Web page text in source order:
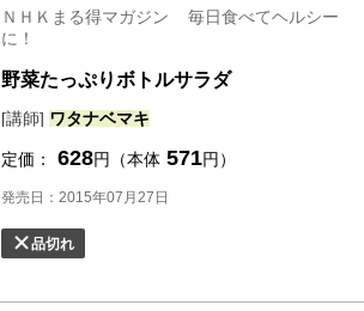
ＮＨＫまる得マガジン
毎日食べてヘルシー
に！
野菜たっぷりボトルサラダ
[講師] ワタナベマキ
定価： 628円（本体 571円）
発売日：2015年07月27日
品切れ